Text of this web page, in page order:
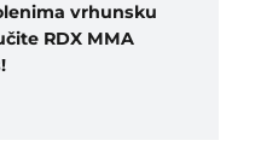
vrhunsku
RDX MMA